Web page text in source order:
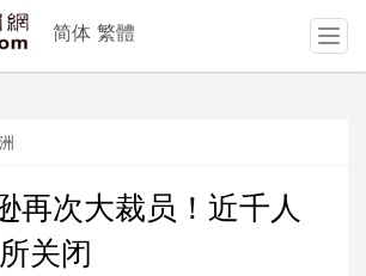
再次大裁员！近千人
关闭
简体 繁體
T
o